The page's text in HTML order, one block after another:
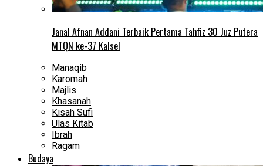
Janal Afnan Addani Terbaik Pertama Tahfiz 30 Juz Putera
MTQN ke-37 Kalsel
Manaqib
Karomah
Majlis
Khasanah
Kisah Sufi
Ulas Kitab
Ibrah
Ragam
Budaya